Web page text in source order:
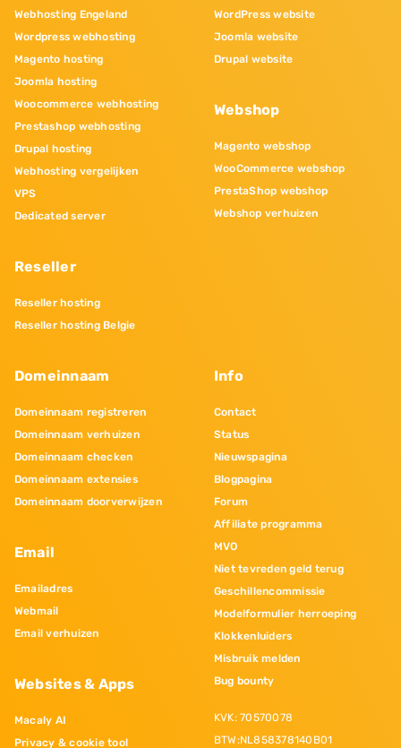
Webhosting Engeland
Wordpress webhosting
Magento hosting
Joomla hosting
Woocommerce webhosting
Prestashop webhosting
Drupal hosting
Webhosting vergelijken
VPS
Dedicated server
Reseller
Reseller hosting
Reseller hosting Belgie
WordPress website
Joomla website
Drupal website
Webshop
Magento webshop
WooCommerce webshop
PrestaShop webshop
Webshop verhuizen
Domeinnaam
Domeinnaam registreren
Domeinnaam verhuizen
Domeinnaam checken
Domeinnaam extensies
Domeinnaam doorverwijzen
Email
Emailadres
Webmail
Email verhuizen
Websites & Apps
Macaly AI
Privacy & cookie tool
Info
Contact
Status
Nieuwspagina
Blogpagina
Forum
Affiliate programma
MVO
Niet tevreden geld terug
Geschillencommissie
Modelformulier herroeping
Klokkenluiders
Misbruik melden
Bug bounty
KVK: 70570078
BTW:NL858378140B01